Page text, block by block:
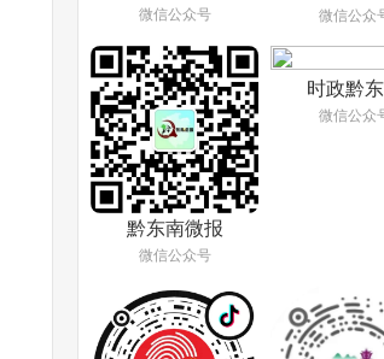
微信公众号 微信公众
黔东南微报
微信公众号
时政黔
微信公众